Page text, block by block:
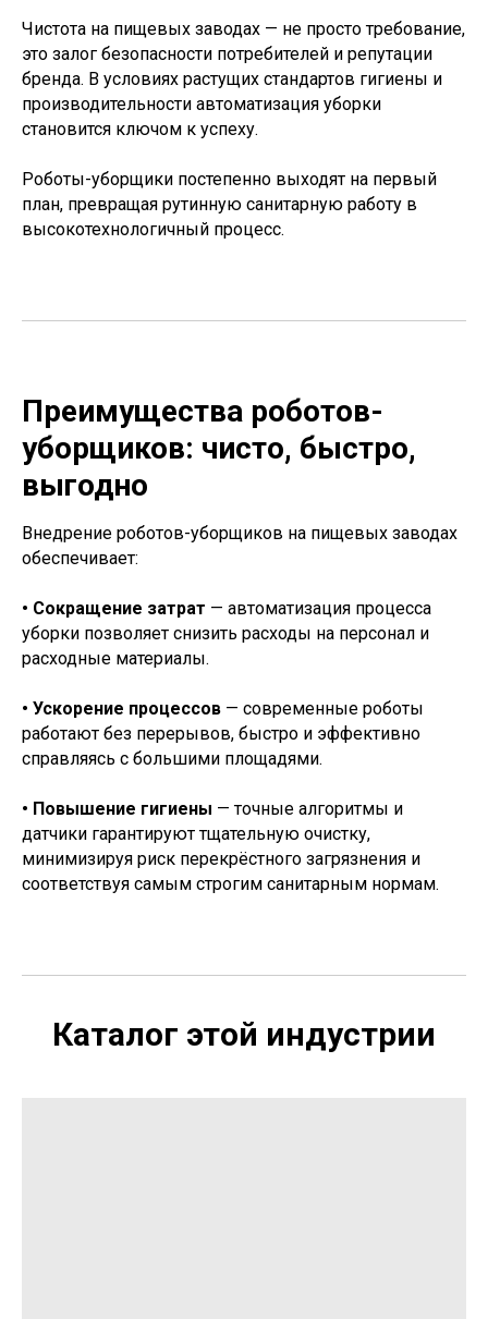
Чистота на пищевых заводах — не просто требование,
это залог безопасности потребителей и репутации
бренда. В условиях растущих стандартов гигиены и
производительности автоматизация уборки
становится ключом к успеху.
Роботы-уборщики постепенно выходят на первый
план, превращая рутинную санитарную работу в
высокотехнологичный процесс.
Преимущества роботов-
уборщиков: чисто, быстро,
выгодно
Внедрение роботов-уборщиков на пищевых заводах
обеспечивает:
• Сокращение затрат — автоматизация процесса
уборки позволяет снизить расходы на персонал и
расходные материалы.
• Ускорение процессов — современные роботы
работают без перерывов, быстро и эффективно
справляясь с большими площадями.
• Повышение гигиены — точные алгоритмы и
датчики гарантируют тщательную очистку,
минимизируя риск перекрёстного загрязнения и
соответствуя самым строгим санитарным нормам.
Каталог этой индустрии